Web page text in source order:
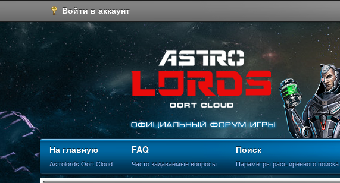
Войти в аккаунт
На главную
Astrolords Oort Cloud
FAQ
Часто задаваемые вопросы
Поиск
Параметры расширенного поиска